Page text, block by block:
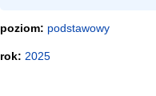
poziom: podstawowy
rok: 2025